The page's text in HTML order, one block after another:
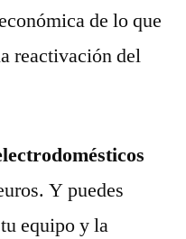
de lo que
reactivación del
Y puedes
equipo y la